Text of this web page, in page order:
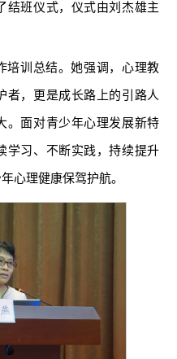
结班仪式，仪式由刘杰雄主
培训总结。她强调，心理教
者，更是成长路上的引路人
。面对青少年心理发展新特
学习、不断实践，持续提升
心理健康保驾护航。